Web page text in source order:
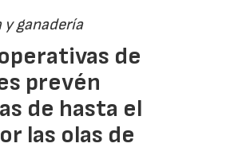
ganadería
de
prevén
de hasta el
las olas de